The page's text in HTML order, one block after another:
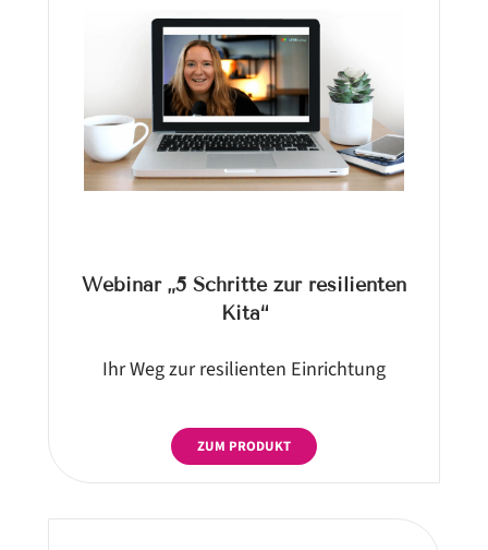
Webinar „5 Schritte zur resilienten
Kita“
Ihr Weg zur resilienten Einrichtung
ZUM PRODUKT